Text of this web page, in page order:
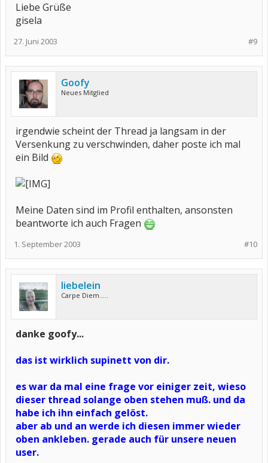
Liebe Grüße
gisela
#9
27. Juni 2003
Goofy
Neues Mitglied
irgendwie scheint der Thread ja langsam in der
Versenkung zu verschwinden, daher poste ich mal
ein Bild
Meine Daten sind im Profil enthalten, ansonsten
beantworte ich auch Fragen
#10
1. September 2003
liebelein
Carpe Diem.....
danke goofy...
das ist wirklich supinett von dir.
es war da mal eine frage vor einiger zeit, wieso
dieser thread solange oben stehen muß. und da
habe ich ihn einfach gelöst.
aber ab und an werde ich diesen immer wieder
oben ankleben. gerade auch für unsere neuen
user.